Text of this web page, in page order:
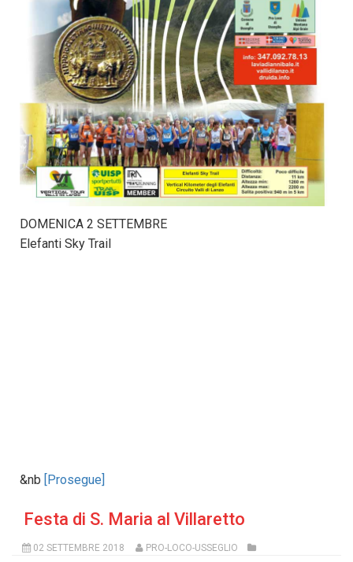
DOMENICA 2 SETTEMBRE
Elefanti Sky Trail
&nb [Prosegue]
Festa di S. Maria al Villaretto
02 SETTEMBRE 2018 PRO-LOCO-USSEGLIO